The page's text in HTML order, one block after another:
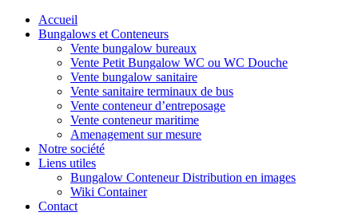
Accueil
Bungalows et Conteneurs
Vente bungalow bureaux
Vente Petit Bungalow WC ou WC Douche
Vente bungalow sanitaire
Vente sanitaire terminaux de bus
Vente conteneur d’entreposage
Vente conteneur maritime
Amenagement sur mesure
Notre société
Liens utiles
Bungalow Conteneur Distribution en images
Wiki Container
Contact